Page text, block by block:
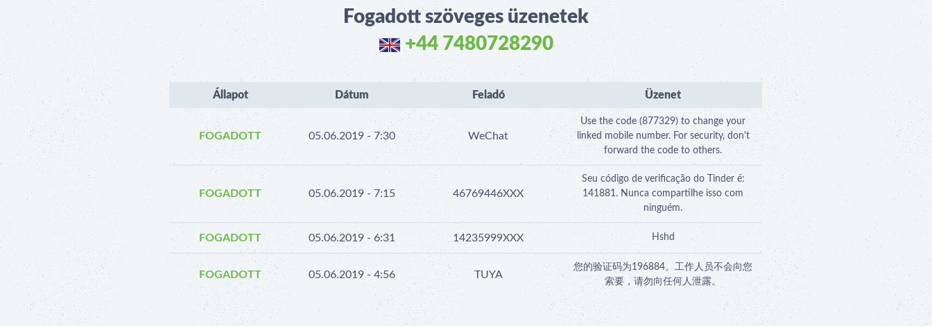
Fogadott szöveges üzenetek
+44 7480728290
Állapot Dátum Feladó Üzenet
FOGADOTT 05.06.2019 - 7:30 WeChat
Use the code (877329) to change your
linked mobile number. For security, don't
forward the code to others.
FOGADOTT 05.06.2019 - 7:15 46769446XXX
Seu código de verificação do Tinder é:
141881. Nunca compartilhe isso com
ninguém.
FOGADOTT 05.06.2019 - 6:31 14235999XXX Hshd
FOGADOTT 05.06.2019 - 4:56 TUYA
您的验证码为196884。工作人员不会向您
索要，请勿向任何人泄露。